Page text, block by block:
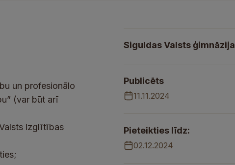
un profesionālo
(var būt arī
izglītības
Siguldas Valsts ģimnāzija
Publicēts
11.11.2024
Pieteikties līdz:
02.12.2024